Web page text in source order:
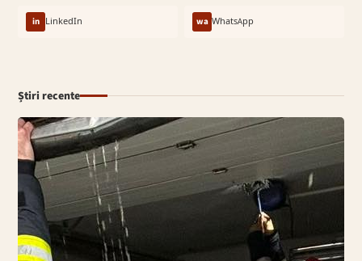
in LinkedIn wa WhatsApp
Știri recente